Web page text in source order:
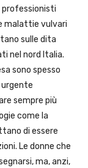
professionisti
malattie vulvari
sulle dita
nel nord Italia.
sono spesso
urgente
sempre più
come la
di essere
Le donne che
ma, anzi,